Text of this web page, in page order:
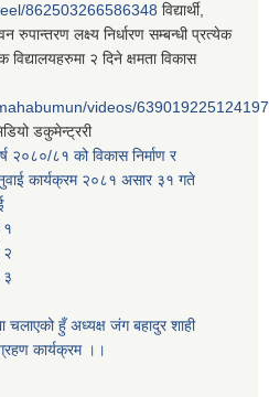
862503266586348 विद्यार्थी,
रुपान्तरण लक्ष्य निर्धारण सम्बन्धी प्रत्येक
विद्यालयहरुमा २ दिने क्षमता विकास
videos/639019225124197
डकुमेन्ट्ररी
२०८०/८१ को विकास निर्माण र
कार्यक्रम २०८१ असार ३१ गते
१
२
३
चलाएको हुँ अध्यक्ष जंग बहादुर शाही
कार्यक्रम ।।